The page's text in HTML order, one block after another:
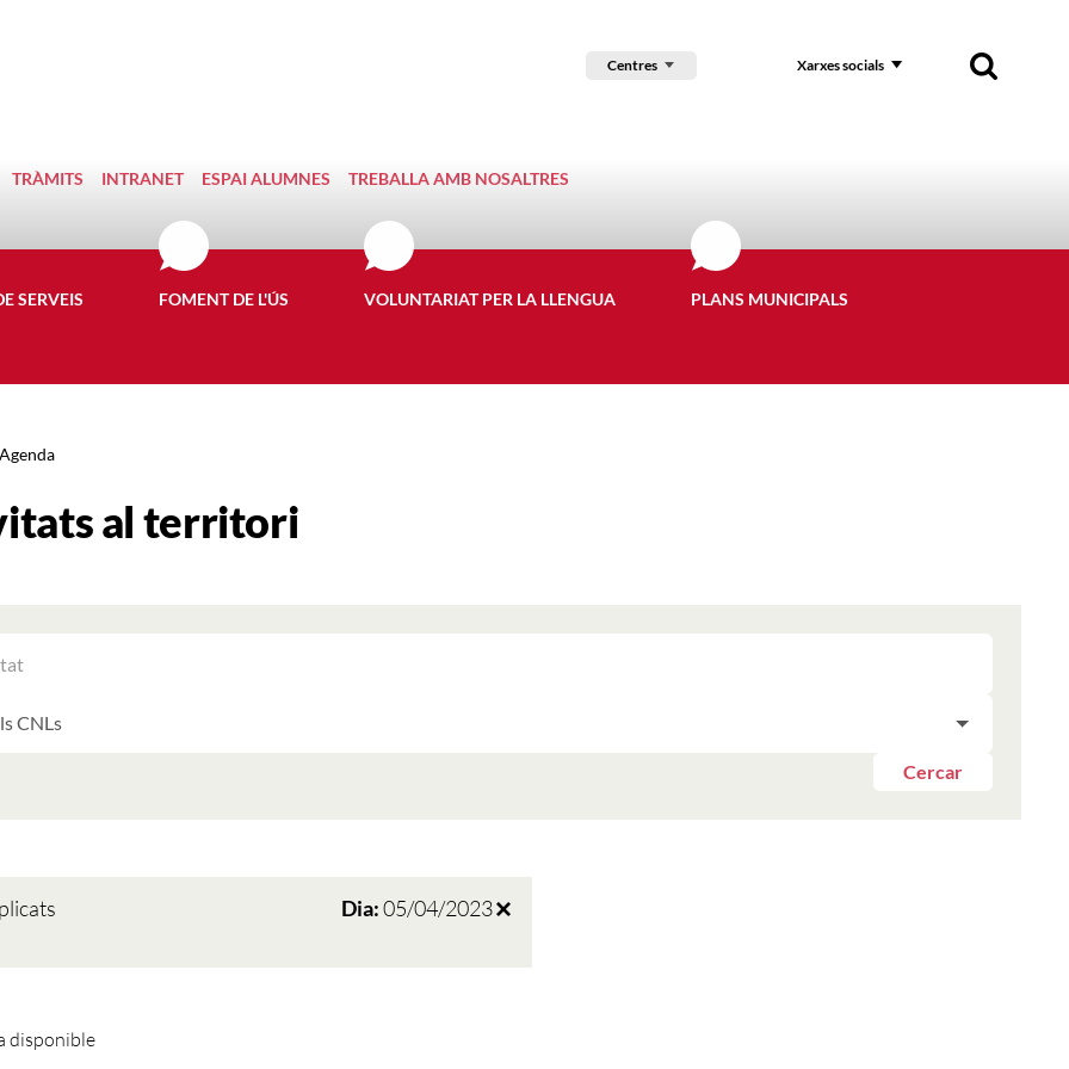
Centres Xarxes socials
TRÀMITS INTRANET ESPAI ALUMNES TREBALLA AMB NOSALTRES
SERVEIS FOMENT DE L'ÚS VOLUNTARIAT PER LA LLENGUA PLANS MUNICIPALS
Agenda
al territori
Cercar
Dia:05/04/2023
disponible